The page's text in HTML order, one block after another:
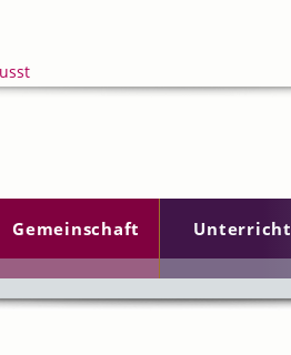
Gemeinschaft Unterricht